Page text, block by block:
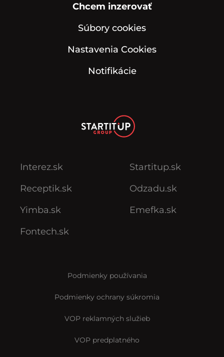
Chcem inzerovať
Súbory cookies
Nastavenia Cookies
Notifikácie
Interez.sk
Receptik.sk
Yimba.sk
Fontech.sk
Startitup.sk
Odzadu.sk
Emefka.sk
Podmienky používania
Podmienky ochrany súkromia
VOP reklamných služieb
VOP predplatného